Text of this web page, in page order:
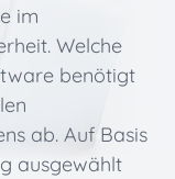
im
Welche
benötigt
ab. Auf Basis
ausgewählt